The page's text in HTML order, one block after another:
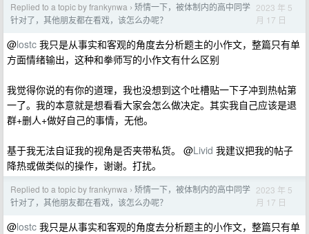
Replied to a topic by frankynwa › 矫情一下，被体制内的高中同学
针对了，其他朋友都在看戏，该怎么办呢？
2023 年 5
月 17 日
@lostc 我只是从事实和客观的角度去分析题主的小作文，整篇只有单
方面情绪输出，这种和拳师写的小作文有什么区别
我觉得你说的有你的道理，我也没想到这个吐槽贴一下子冲到热帖第
一了。我的本意就是想看看大家会怎么做决定。其实我自己应该是退
群+删人+做好自己的事情，无他。
基于我无法自证我的视角是否夹带私货。 @Livid 我建议把我的帖子
降热或做类似的操作，谢谢。打扰。
Replied to a topic by frankynwa › 矫情一下，被体制内的高中同学
针对了，其他朋友都在看戏，该怎么办呢？
2023 年 5
月 17 日
@lostc 我只是从事实和客观的角度去分析题主的小作文，整篇只有单